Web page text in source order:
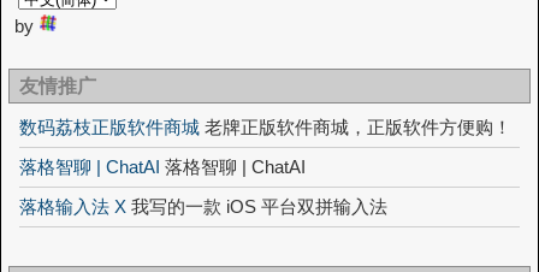
by
友情推广
数码荔枝正版软件商城 老牌正版软件商城，正版软件方便购！
落格智聊 | ChatAI 落格智聊 | ChatAI
落格输入法 X 我写的一款 iOS 平台双拼输入法